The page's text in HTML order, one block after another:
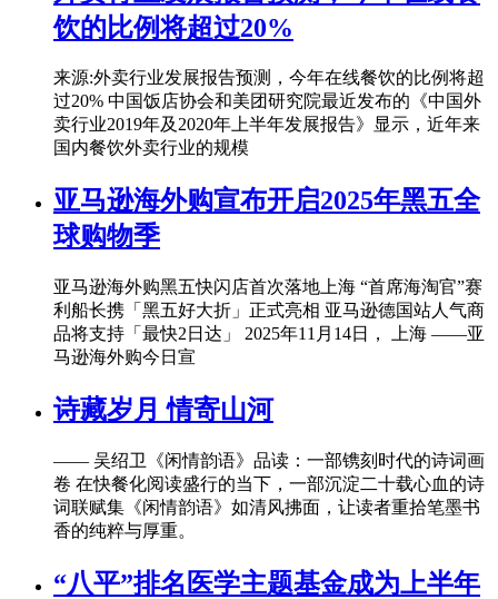
饮的比例将超过20%
来源:外卖行业发展报告预测，今年在线餐饮的比例将超
过20% 中国饭店协会和美团研究院最近发布的《中国外
卖行业2019年及2020年上半年发展报告》显示，近年来
国内餐饮外卖行业的规模
亚马逊海外购宣布开启2025年黑五全
球购物季
亚马逊海外购黑五快闪店首次落地上海 “首席海淘官”赛
利船长携「黑五好大折」正式亮相 亚马逊德国站人气商
品将支持「最快2日达」 2025年11月14日， 上海 ——亚
马逊海外购今日宣
诗藏岁月 情寄山河
—— 吴绍卫《闲情韵语》品读：一部镌刻时代的诗词画
卷 在快餐化阅读盛行的当下，一部沉淀二十载心血的诗
词联赋集《闲情韵语》如清风拂面，让读者重拾笔墨书
香的纯粹与厚重。
“八平”排名医学主题基金成为上半年